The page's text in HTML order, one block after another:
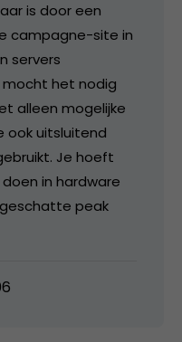
is door een
campagne-site in
servers
het nodig
alleen mogelijke
ook uitsluitend
Je hoeft
in hardware
peak